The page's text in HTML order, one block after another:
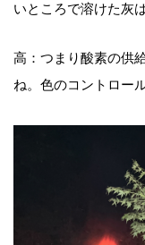
いところで溶けた灰
高：つまり酸素の供
ね。色のコントロー